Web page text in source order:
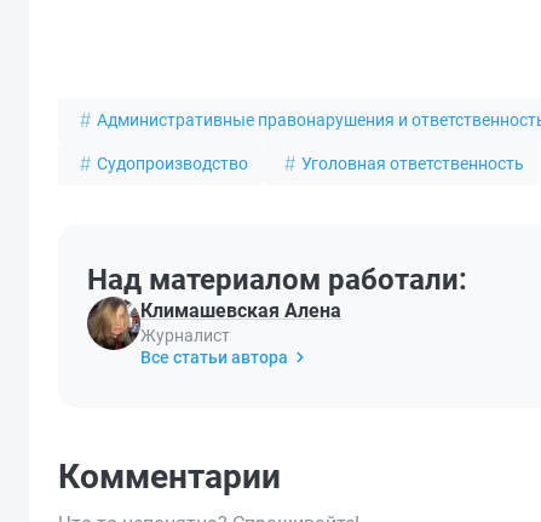
Административные правонарушения и
Судопроизводство Уголовная ответственность
Над материалом работали:
Климашевская Алена
Журналист
Все статьи автора
Комментарии